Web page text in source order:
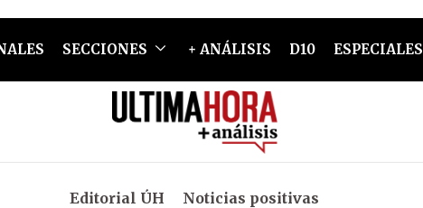
SECCIONES + ANÁLISIS D10 ESPECIALES
Editorial ÚH Noticias positivas